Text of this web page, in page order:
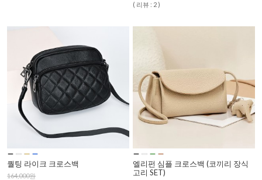
( 리뷰 : 2 )
퀄팅 라이크 크로스백
164,000원
엘리펀 심플 크로스백 (코끼리 장식
고리 SET)